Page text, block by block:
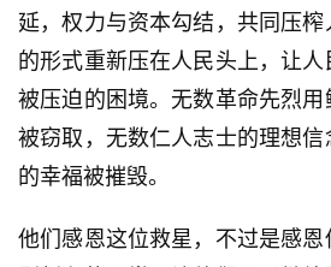
延，权力与资本勾结，共同压
的形式重新压在人民头上，让人
被压迫的困境。无数革命先烈
被窃取，无数仁人志士的理想
的幸福被摧毁。
他们感恩这位救星，不过是感